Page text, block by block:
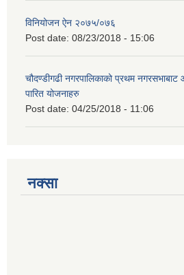
विनियोजन ऐन २०७५/०७६
Post date: 08/23/2018 - 15:06
चौदण्डीगढी नगरपालिकाको प्रथम
पारित योजनाहरु
Post date: 04/25/2018 - 11:06
नक्सा